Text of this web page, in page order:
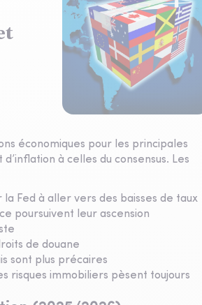
économiques pour les principales
à celles du consensus. Les
Fed à aller vers des baisses de taux
poursuivent leur ascension
de douane
sont plus précaires
risques immobiliers pèsent toujours